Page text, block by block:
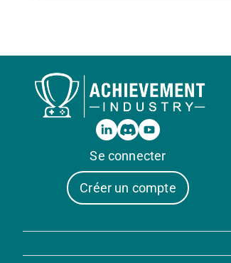
Se connecter
Créer un compte